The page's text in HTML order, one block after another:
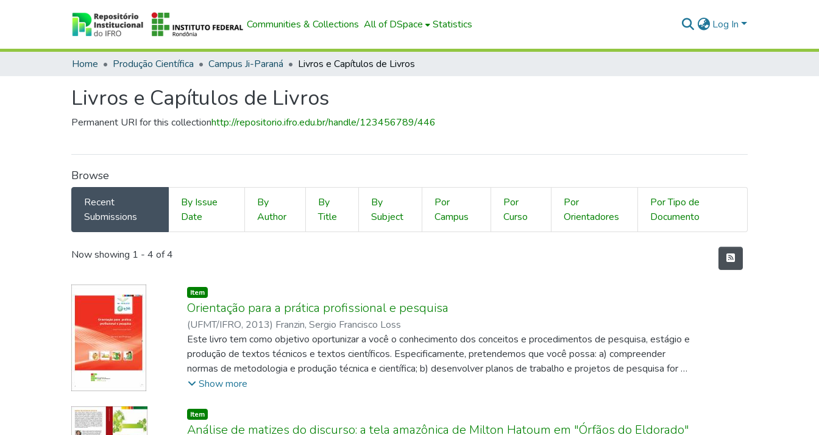
Communities & Collections All of DSpace Statistics Log In
Home Produção Científica Campus Ji-Paraná Livros e Capítulos de Livros
Livros e Capítulos de Livros
Permanent URI for this collectionhttp://repositorio.ifro.edu.br/handle/123456789/446
Browse
Recent
Submissions
By Issue
Date
By
Author
By
Title
By
Subject
Por
Campus
Por
Curso
Por
Orientadores
Por Tipo de
Documento
Recent Submissions
Now showing 1 - 4 of 4
Item type:
Item,
Orientação para a prática profissional e pesquisa
(UFMT/IFRO, 2013) Franzin, Sergio Francisco Loss
Este livro tem como objetivo oportunizar a você o conhecimento dos conceitos e procedimentos de pesquisa, estágio e
produção de textos técnicos e textos científicos. Especificamente, pretendemos que você possa: a) compreender
normas de metodologia e produção técnica e científica; b) desenvolver planos de trabalho e projetos de pesquisa for -
mais; c) compreender e planejar as atividades de prática profissional no estágio, extensivas à vida profissional.
Show more
Item type:
Item,
Análise de matizes do discurso: a tela amazônica de Milton Hatoum em "Órfãos do Eldorado"